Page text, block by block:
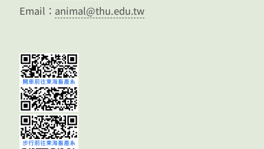
Email： animal@thu.edu.tw